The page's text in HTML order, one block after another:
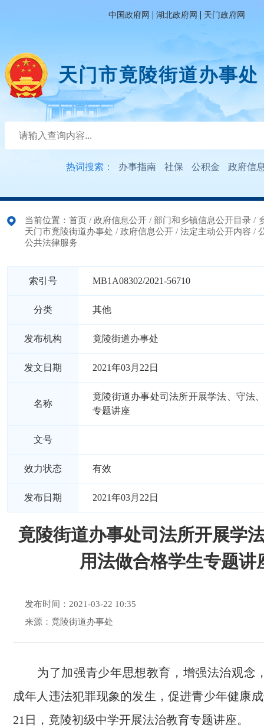
中国政府网 | 湖北政府网 | 天门政府网
天门市竟陵街道办事处
热词搜索： 办事指南 社保 公积金 政府信
当前位置： 首页 / 政府信息公开 / 部门和乡镇信息公开目录 /
天门市竟陵街道办事处 / 政府信息公开 / 法定主动公开内容 /
公共法律服务
索引号 MB1A08302/2021-56710
分类 其他
发布机构 竟陵街道办事处
发文日期 2021年03月22日
名称
竟陵街道办事处司法所开展学法、守法
专题讲座
文号
效力状态 有效
发布日期 2021年03月22日
竟陵街道办事处司法所开展学
用法做合格学生专题讲
发布时间：2021-03-22 10:35
来源：竟陵街道办事处
为了加强青少年思想教育，增强法治观念
成年人违法犯罪现象的发生，促进青少年健康
21日，竟陵初级中学开展法治教育专题讲座。